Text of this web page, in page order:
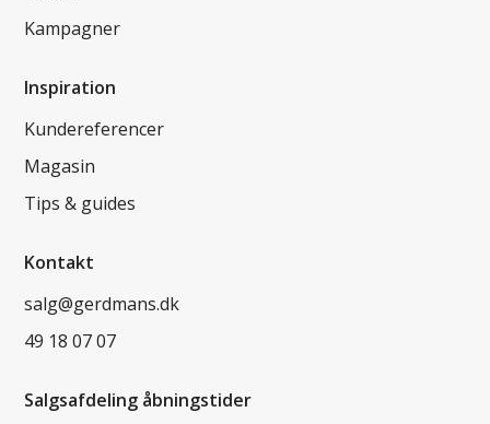
Kampagner
Inspiration
Kundereferencer
Magasin
Tips & guides
Kontakt
salg@gerdmans.dk
49 18 07 07
Salgsafdeling åbningstider